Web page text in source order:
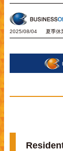
2025/08/04 夏季休